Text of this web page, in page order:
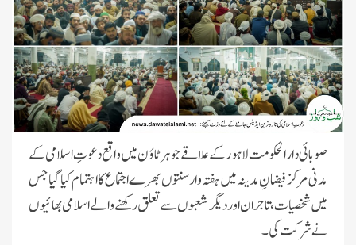
صوبائی دارالحکومت لاہورکے علاقے جوہر ٹاؤن میں واقع دعوتِ اسلامی کے
مدنی مرکز فیضانِ مدینہ میں ہفتہ وار سنتوں بھرے اجتماع کا اہتمام کیا گیا جس
میں شخصیات، تاجران اور دیگر شعبوں سے تعلق رکھنے والے اسلامی بھائیوں
نے شرکت کی۔